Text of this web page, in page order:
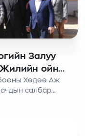
Залуу
ойн
Хөдөө Аж
салбар
ойн хүрээнд
26-ны өдөр